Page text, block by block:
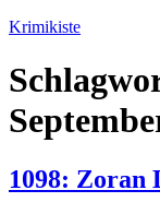
Zum
springen
Krimikiste
1098: Zoran